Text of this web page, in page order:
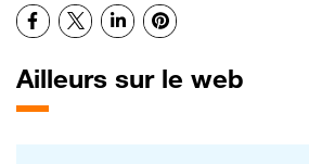
Facebook
X LinkedInPinterest
Ailleurs sur le web